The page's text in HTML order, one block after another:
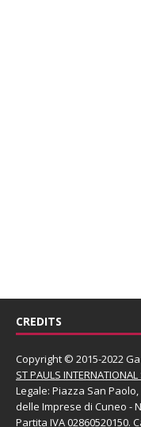
CREDITS
Copyright © 2015-2022
ST PAULS INTERNATIONAL
Legale: Piazza San
delle Imprese di Cuneo -
Partita IVA 02860520150.